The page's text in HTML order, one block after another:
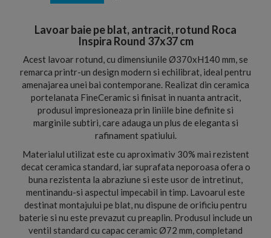
Lavoar baie pe blat, antracit, rotund Roca
Inspira Round 37x37 cm
Acest lavoar rotund, cu dimensiunile Ø370xH140 mm, se
remarca printr-un design modern si echilibrat, ideal pentru
amenajarea unei bai contemporane. Realizat din ceramica
portelanata FineCeramic si finisat in nuanta antracit,
produsul impresioneaza prin liniile bine definite si
marginile subtiri, care adauga un plus de eleganta si
rafinament spatiului.
Materialul utilizat este cu aproximativ 30% mai rezistent
decat ceramica standard, iar suprafata neporoasa ofera o
buna rezistenta la abraziune si este usor de intretinut,
mentinandu-si aspectul impecabil in timp. Lavoarul este
destinat montajului pe blat, nu dispune de orificiu pentru
baterie si nu este prevazut cu preaplin. Produsul include un
ventil standard cu capac ceramic Ø72 mm, completand